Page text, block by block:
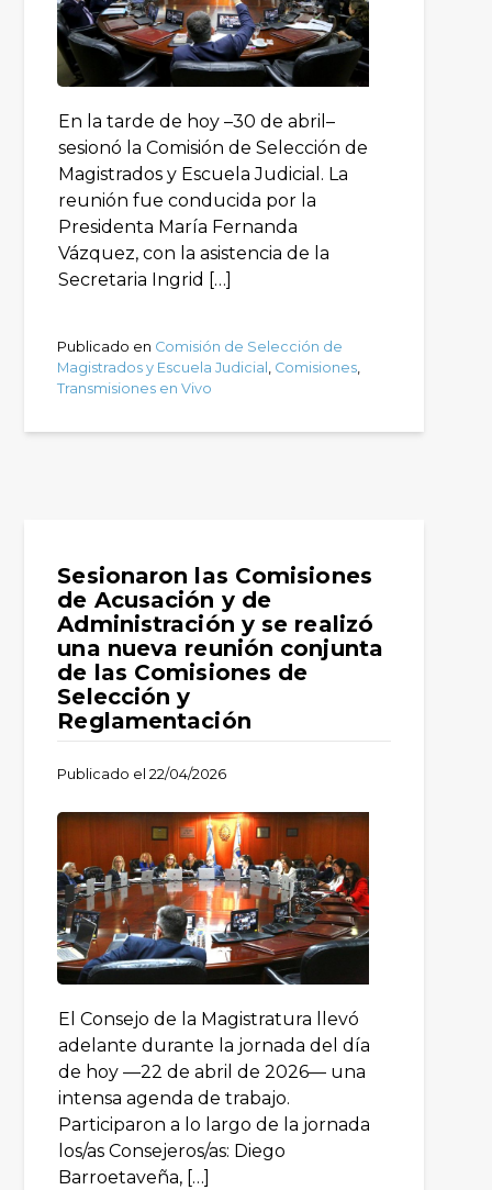
En la tarde de hoy –30 de abril–
sesionó la Comisión de Selección de
Magistrados y Escuela Judicial. La
reunión fue conducida por la
Presidenta María Fernanda
Vázquez, con la asistencia de la
Secretaria Ingrid […]
Publicado en Comisión de Selección de
Magistrados y Escuela Judicial , Comisiones,
Transmisiones en Vivo
Sesionaron las Comisiones
de Acusación y de
Administración y se realizó
una nueva reunión conjunta
de las Comisiones de
Selección y
Reglamentación
Publicado el22/04/2026
El Consejo de la Magistratura llevó
adelante durante la jornada del día
de hoy —22 de abril de 2026— una
intensa agenda de trabajo.
Participaron a lo largo de la jornada
los/as Consejeros/as: Diego
Barroetaveña, […]